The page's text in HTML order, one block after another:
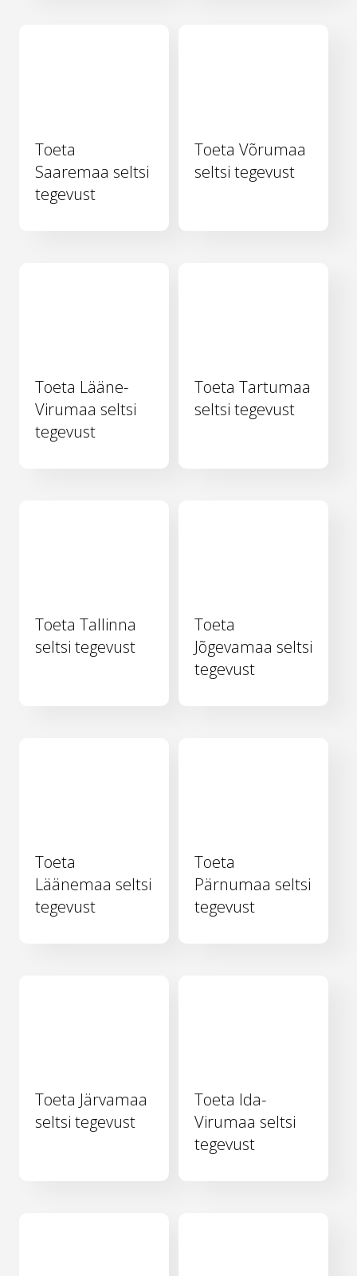
Toeta
Saaremaa seltsi
tegevust
Toeta Võrumaa
seltsi tegevust
Toeta Lääne-
Virumaa seltsi
tegevust
Toeta Tartumaa
seltsi tegevust
Toeta Tallinna
seltsi tegevust
Toeta
Jõgevamaa seltsi
tegevust
Toeta
Läänemaa seltsi
tegevust
Toeta
Pärnumaa seltsi
tegevust
Toeta Järvamaa
seltsi tegevust
Toeta Ida-
Virumaa seltsi
tegevust